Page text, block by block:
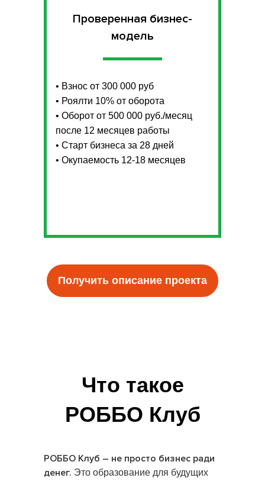
• Взнос от 300 000 руб
• Роялти 10% от оборота
• Оборот от 500 000 руб./месяц
после 12 месяцев работы
• Старт бизнеса за 28 дней
• Окупаемость 12-18 месяцев
Проверенная бизнес-
модель
Получить описание проекта
РОББО Клуб – не просто бизнес ради
денег. Это образование для будущих
Что такое
РОББО Клуб